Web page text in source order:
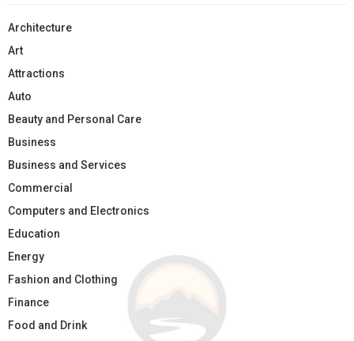
Architecture
Art
Attractions
Auto
Beauty and Personal Care
Business
Business and Services
Commercial
Computers and Electronics
Education
Energy
Fashion and Clothing
Finance
Food and Drink